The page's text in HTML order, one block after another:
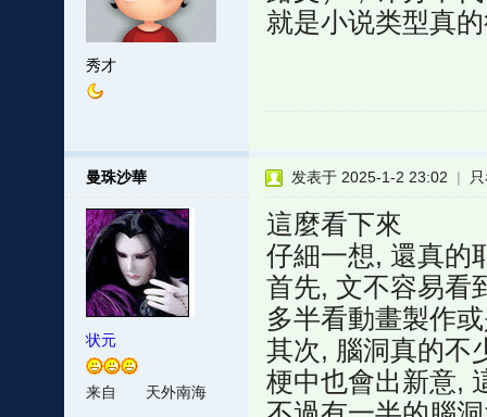
秀才
就是小说类型真
曼珠沙華
状元
来自 天外南海
发表于 2025-1-2 23:02 |
這麼看下來
仔細一想, 還真的
首先, 文不容易看
多半看動畫製作
其次, 腦洞真的不
梗中也會出新意,